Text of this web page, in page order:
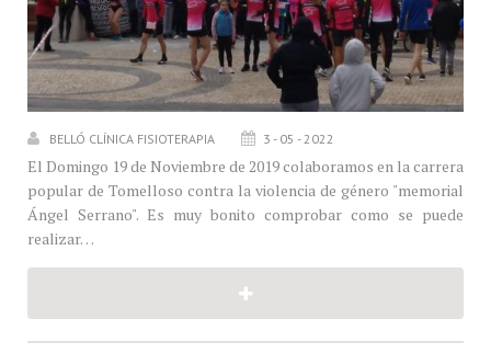
BELLÓ CLÍNICA FISIOTERAPIA 3 - 05 - 2022
El Domingo 19 de Noviembre de 2019 colaboramos en la carrera
popular de Tomelloso contra la violencia de género "memorial
Ángel Serrano". Es muy bonito comprobar como se puede
realizar…